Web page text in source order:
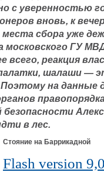
с уверенностью
вновь, к
сбора уже
ГУ
всего, реакция
шалаши —
на данные
в лес.
Стояние на Баррикадной
Flash version